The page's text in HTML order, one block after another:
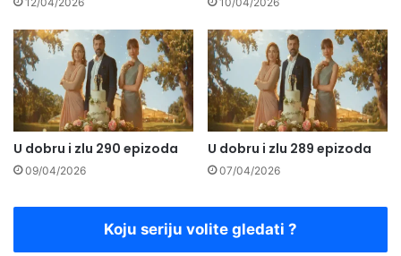
U dobru i zlu 290 epizoda
09/04/2026
U dobru i zlu 289 epizoda
07/04/2026
Koju seriju volite gledati ?